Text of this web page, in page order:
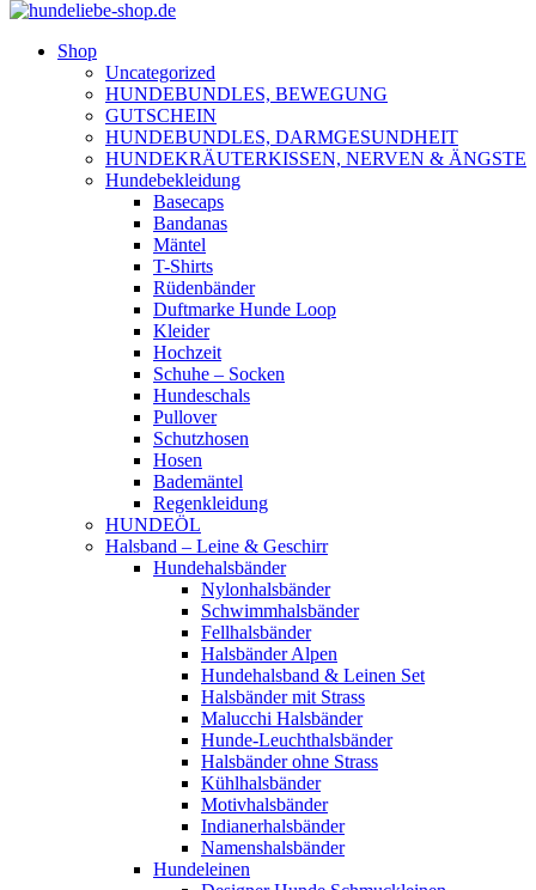
Shop
Uncategorized
HUNDEBUNDLES, BEWEGUNG
GUTSCHEIN
HUNDEBUNDLES, DARMGESUNDHEIT
HUNDEKRÄUTERKISSEN, NERVEN & ÄNGSTE
Hundebekleidung
Basecaps
Bandanas
Mäntel
T-Shirts
Rüdenbänder
Duftmarke Hunde Loop
Kleider
Hochzeit
Schuhe – Socken
Hundeschals
Pullover
Schutzhosen
Hosen
Bademäntel
Regenkleidung
HUNDEÖL
Halsband – Leine & Geschirr
Hundehalsbänder
Nylonhalsbänder
Schwimmhalsbänder
Fellhalsbänder
Halsbänder Alpen
Hundehalsband & Leinen Set
Halsbänder mit Strass
Malucchi Halsbänder
Hunde-Leuchthalsbänder
Halsbänder ohne Strass
Kühlhalsbänder
Motivhalsbänder
Indianerhalsbänder
Namenshalsbänder
Hundeleinen